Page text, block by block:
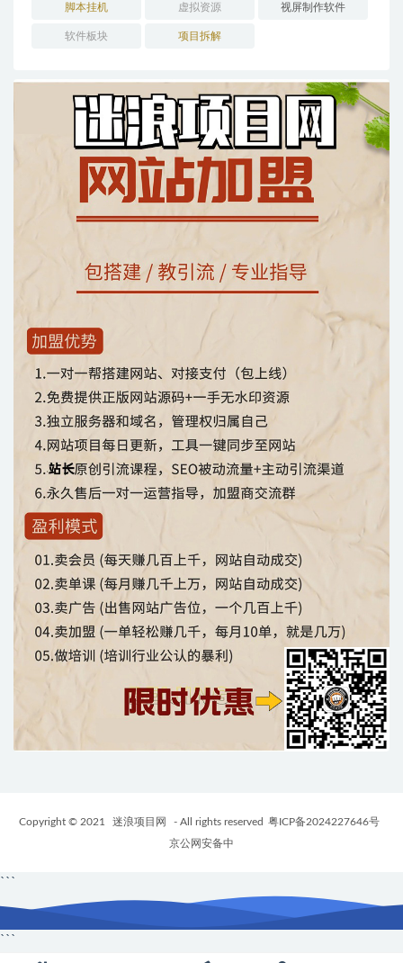
脚本挂机 虚拟资源 视屏制作软件
软件板块 项目拆解
Copyright © 2021 迷浪项目网 - All rights reserved 粤ICP备2024227646号
京公网安备中
```
```